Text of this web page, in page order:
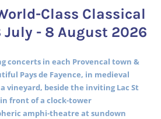
Class Classical
July - 8 August 2026
concerts in each Provencal town &
Pays de Fayence, in medieval
vineyard, beside the inviting Lac St
in front of a clock-tower
amphi-theatre at sundown